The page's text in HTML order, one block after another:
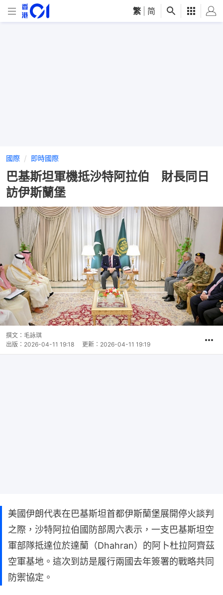
繁 简
國際 即時國際
巴基斯坦軍機抵沙特阿拉伯 財長同日
訪伊斯蘭堡
撰文： 毛詠琪
出版： 2026-04-11 19:18 更新： 2026-04-11 19:19
美國伊朗代表在巴基斯坦首都伊斯蘭堡展開停火談判
之際，沙特阿拉伯國防部周六表示，一支巴基斯坦空
軍部隊抵達位於達蘭（Dhahran）的阿卜杜拉阿齊茲
空軍基地。這次到訪是履行兩國去年簽署的戰略共同
防禦協定。